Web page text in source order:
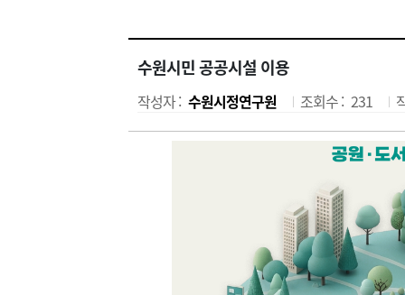
수원시민 공공시설 이용
작성자 : 수원시정연구원 | 조회수 : 231 |